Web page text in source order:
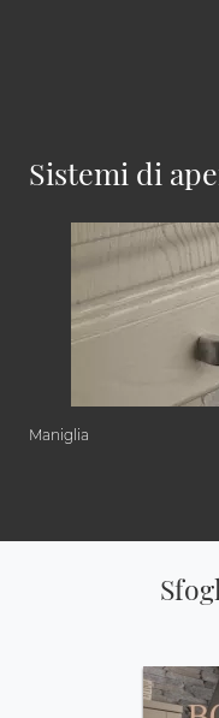
Sistemi di
Maniglia